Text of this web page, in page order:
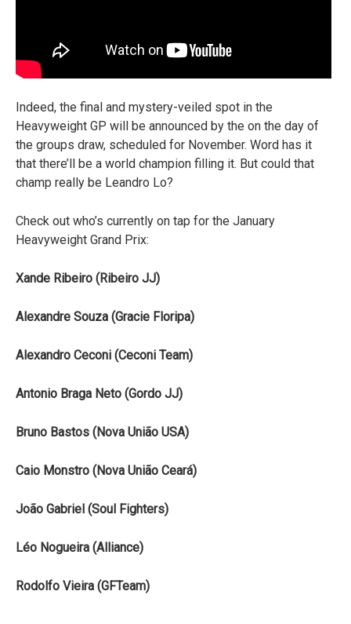
Indeed, the final and mystery-veiled spot in the
Heavyweight GP will be announced by the on the day of
the groups draw, scheduled for November. Word has it
that there’ll be a world champion filling it. But could that
champ really be Leandro Lo?
Check out who’s currently on tap for the January
Heavyweight Grand Prix:
Xande Ribeiro (Ribeiro JJ)
Alexandre Souza (Gracie Floripa)
Alexandro Ceconi (Ceconi Team)
Antonio Braga Neto (Gordo JJ)
Bruno Bastos (Nova União USA)
Caio Monstro (Nova União Ceará)
João Gabriel (Soul Fighters)
Léo Nogueira (Alliance)
Rodolfo Vieira (GFTeam)